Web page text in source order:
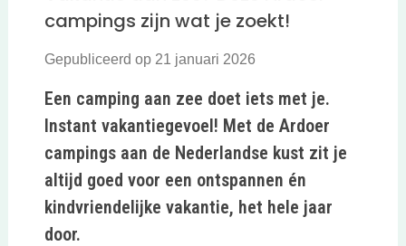
campings zijn wat je zoekt!
Gepubliceerd op 21 januari 2026
Een camping aan zee doet iets met je.
Instant vakantiegevoel! Met de Ardoer
campings aan de Nederlandse kust zit je
altijd goed voor een ontspannen én
kindvriendelijke vakantie, het hele jaar
door.